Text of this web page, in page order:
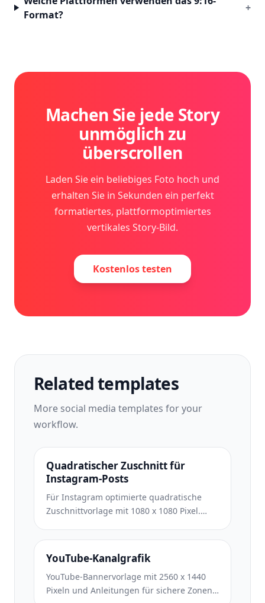
Format?
+
Machen Sie jede Story
unmöglich zu
überscrollen
Laden Sie ein beliebiges Foto hoch und
erhalten Sie in Sekunden ein perfekt
formatiertes, plattformoptimiertes
vertikales Story-Bild.
Kostenlos testen
Related templates
More social media templates for your
workflow.
Quadratischer Zuschnitt für
Instagram-Posts
Für Instagram optimierte quadratische
Zuschnittvorlage mit 1080 x 1080 Pixel.
scharfe Details, die im Feed hervorstechen.
YouTube-Kanalgrafik
YouTube-Bannervorlage mit 2560 x 1440
Pixeln und Anleitungen für sichere Zonen.